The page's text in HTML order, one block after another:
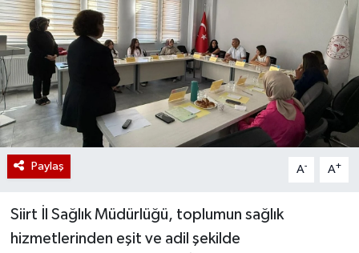
Paylaş A- A+
Siirt İl Sağlık Müdürlüğü, toplumun sağlık
hizmetlerinden eşit ve adil şekilde